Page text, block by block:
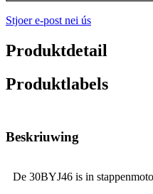
Stjoer e-post nei ús
Produktdetail
Produktlabels
Beskriuwing
De 30BYJ46 is in